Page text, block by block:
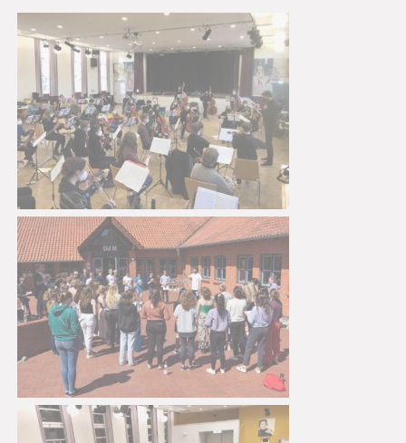
Unser Dirigent
Tutti Pro-Orchesterpatenschaft
Träger
→ Förderverein
MEHR ▾
Instrumentenverleih
Notenverleih
Kontakt
Interner Bereich